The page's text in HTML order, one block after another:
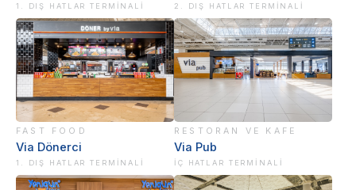
1. DIŞ HATLAR TERMINALI 2. DIŞ HATLAR TERMINALI
FAST FOOD
Via Dönerci
1. DIŞ HATLAR TERMINALI
RESTORAN VE KAFE
Via Pub
İÇ HATLAR TERMINALI